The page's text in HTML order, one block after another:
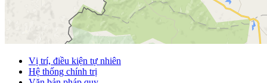
Vị trí, điều kiện tự nhiên
Hệ thống chính trị